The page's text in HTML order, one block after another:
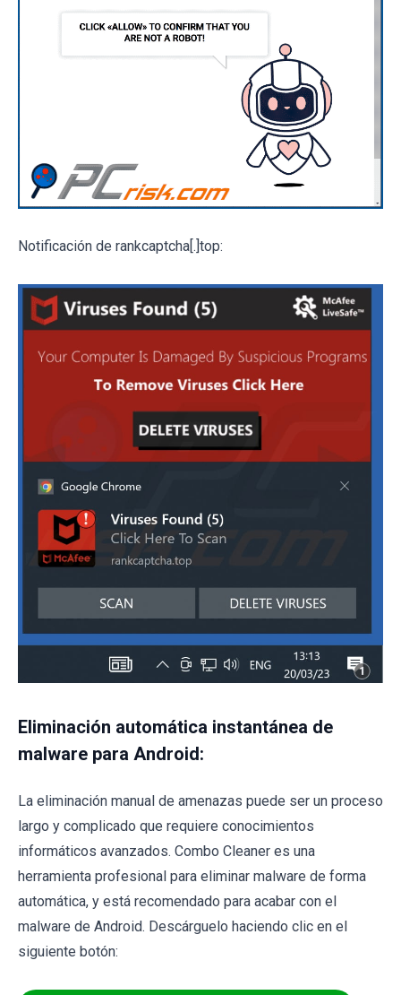
Notificación de rankcaptcha[.]top:
Eliminación automática instantánea de
malware para Android:
La eliminación manual de amenazas puede ser un proceso
largo y complicado que requiere conocimientos
informáticos avanzados. Combo Cleaner es una
herramienta profesional para eliminar malware de forma
automática, y está recomendado para acabar con el
malware de Android. Descárguelo haciendo clic en el
siguiente botón: